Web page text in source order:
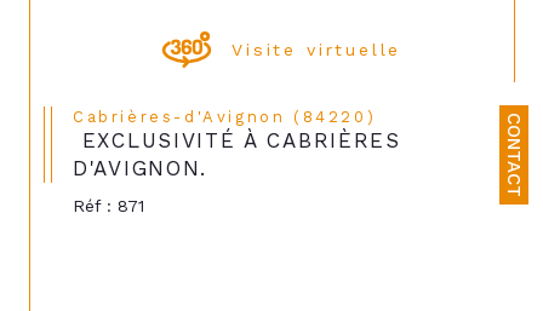
CONTACT
Visite virtuelle
Cabrières-d'Avignon (84220)
EXCLUSIVITÉ À CABRIÈRES
D'AVIGNON.
Réf : 871